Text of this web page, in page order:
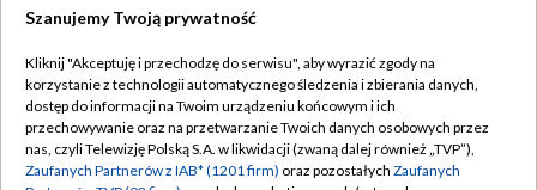
TVP
Abonament TVP
Emisja w TVP
Regulamin TVP
Polityka prywatności
Szanujemy Twoją prywatność
Kliknij "Akceptuję i przechodzę do serwisu", aby wyrazić zgody na
korzystanie z technologii automatycznego śledzenia i zbierania danych,
dostęp do informacji na Twoim urządzeniu końcowym i ich
przechowywanie oraz na przetwarzanie Twoich danych osobowych przez
nas, czyli Telewizję Polską S.A. w likwidacji (zwaną dalej również „TVP”),
Zaufanych Partnerów z IAB* (1201 firm) oraz pozostałych Zaufanych